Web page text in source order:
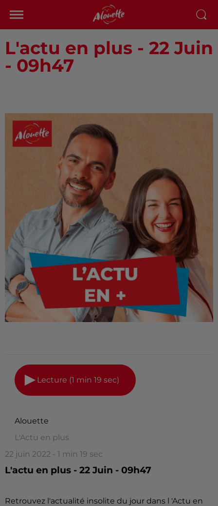
L'actu en plus - 22 Juin
- 09h47
Lecture (1 min 19 sec)
Alouette
L'Actu en plus
22 juin 2022 - 1 min 19 sec
L'actu en plus - 22 Juin - 09h47
Retrouvez l'actualité insolite du jour dans l 'Actu en